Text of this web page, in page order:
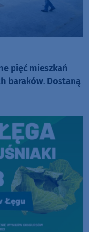
pięć mieszkań
baraków. Dostaną